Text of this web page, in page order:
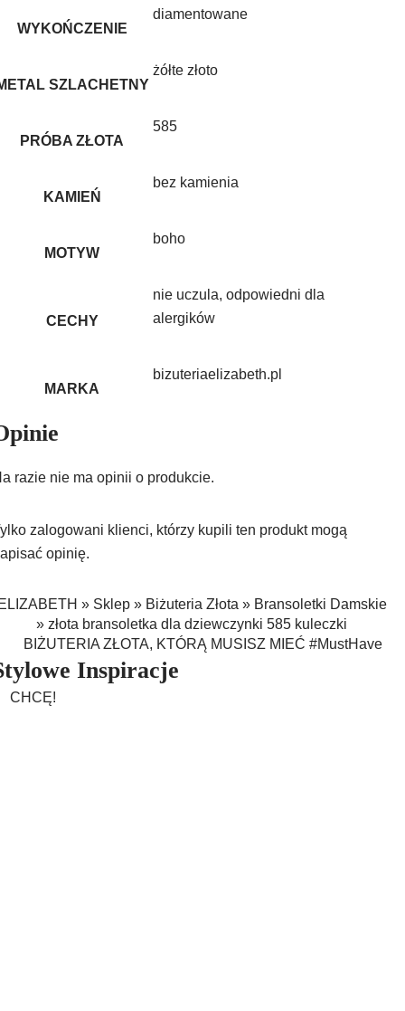
WYKOŃCZENIE
diamentowane
SZLACHETNY
żółte złoto
PRÓBA ZŁOTA
585
KAMIEŃ
bez kamienia
MOTYW
boho
CECHY
nie uczula, odpowiedni dla
alergików
MARKA
bizuteriaelizabeth.pl
razie nie ma opinii o produkcie.
zalogowani klienci, którzy kupili ten produkt mogą
opinię.
» Sklep» Biżuteria Złota » Bransoletki Damskie
»złota bransoletka dla dziewczynki 585 kuleczki
BIŻUTERIA ZŁOTA, KTÓRĄ MUSISZ MIEĆ #MustHave
Inspiracje
CHCĘ!